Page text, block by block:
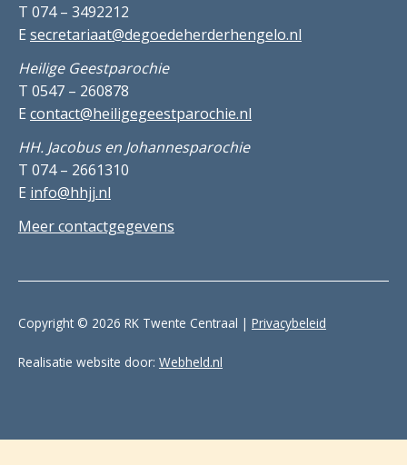
T 074 – 3492212
E secretariaat@degoedeherderhengelo.nl
Heilige Geestparochie
T 0547 – 260878
E contact@heiligegeestparochie.nl
HH. Jacobus en Johannesparochie
T 074 – 2661310
E info@hhjj.nl
Meer contactgegevens
Copyright © 2026 RK Twente Centraal | Privacybeleid
Realisatie website door: Webheld.nl